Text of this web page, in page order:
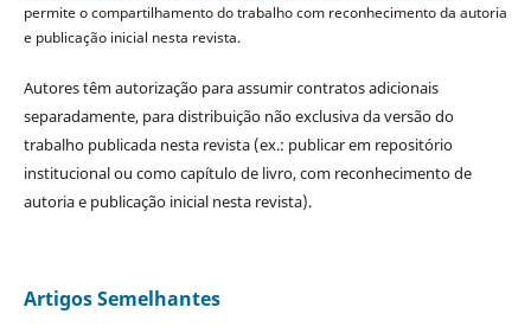
permite o compartilhamento do trabalho com reconhecimento da autoria
e publicação inicial nesta revista.
Autores têm autorização para assumir contratos adicionais
separadamente, para distribuição não exclusiva da versão do
trabalho publicada nesta revista (ex.: publicar em repositório
institucional ou como capítulo de livro, com reconhecimento de
autoria e publicação inicial nesta revista).
Artigos Semelhantes